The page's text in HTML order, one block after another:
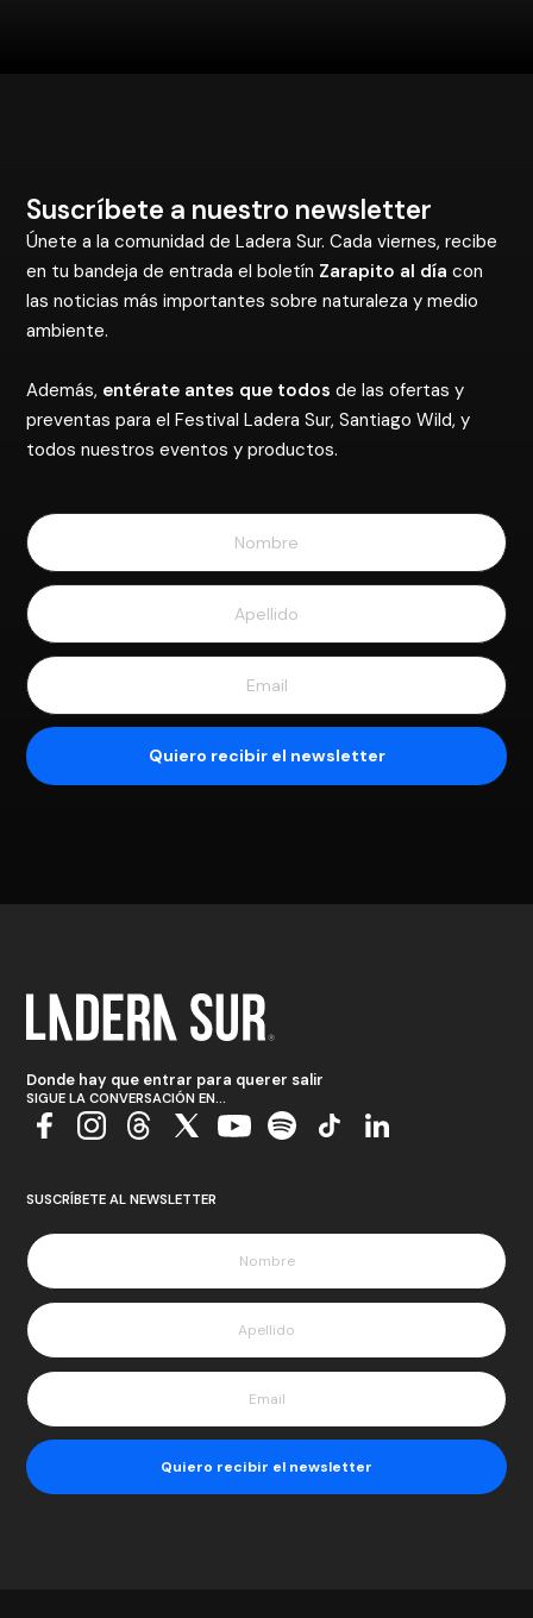
Suscríbete a nuestro newsletter
Únete a la comunidad de Ladera Sur. Cada viernes, recibe
en tu bandeja de entrada el boletín Zarapito al día con
las noticias más importantes sobre naturaleza y medio
ambiente.
Además, entérate antes que todos de las ofertas y
preventas para el Festival Ladera Sur, Santiago Wild, y
todos nuestros eventos y productos.
Donde hay que entrar para querer salir
SIGUE LA CONVERSACIÓN EN...
SUSCRÍBETE AL NEWSLETTER